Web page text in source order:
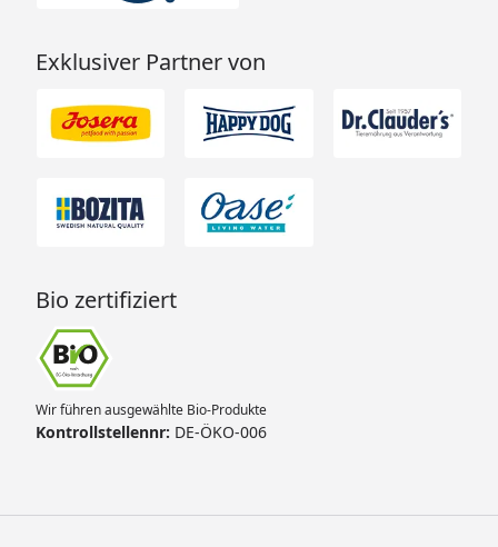
Exklusiver Partner von
Bio zertifiziert
Wir führen ausgewählte Bio-Produkte
Kontrollstellennr: DE-ÖKO-006